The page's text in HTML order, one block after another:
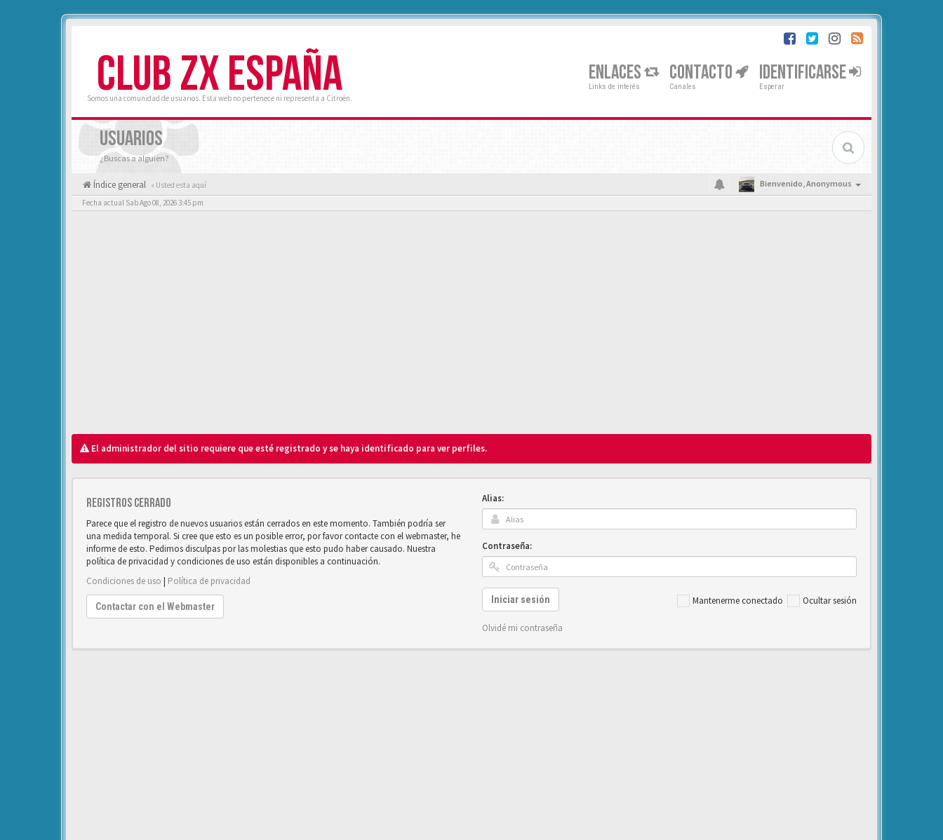
CLUB ZX ESPAÑA
Somos una comunidad de usuarios. Esta web no pertenece ni representa a Citroën.
ENLACES
Links de interés
CONTACTO
Canales
IDENTIFICARSE
Esperar
USUARIOS
¿Buscas a alguien?
Índice general « Usted esta aquí Bienvenido,Anonymous
Fecha actual Sab Ago 08, 2026 3:45 pm
El administrador del sitio requiere que esté registrado y se haya identificado para ver perfiles.
Registros cerrado
Parece que el registro de nuevos usuarios están cerrados en este momento. También podría ser
una medida temporal. Si cree que esto es un posible error, por favor contacte con el webmaster, he
informe de esto. Pedimos disculpas por las molestias que esto pudo haber causado. Nuestra
política de privacidad y condiciones de uso están disponibles a continuación.
Condiciones de uso | Política de privacidad
Contactar con el Webmaster
Alias:
Contraseña:
Mantenerme conectado Ocultar sesión
Iniciar sesión
Olvidé mi contraseña